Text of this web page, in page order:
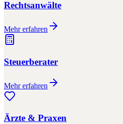
Rechtsanwälte
Mehr erfahren
Steuerberater
Mehr erfahren
Ärzte & Praxen